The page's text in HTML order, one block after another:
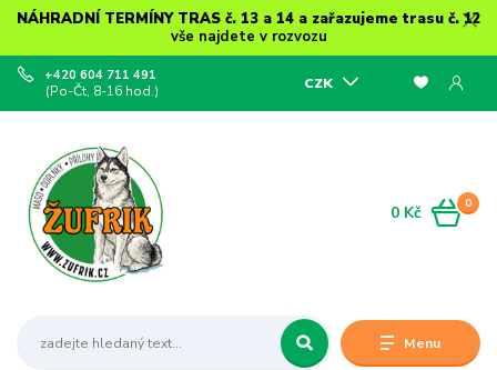
NÁHRADNÍ TERMÍNY TRAS č. 13 a 14 a zařazujeme trasu č. 12
vše najdete v rozvozu
Menu
CZK
+420 604 711 491
(Po-Čt, 8-16 hod.)
0
0 Kč